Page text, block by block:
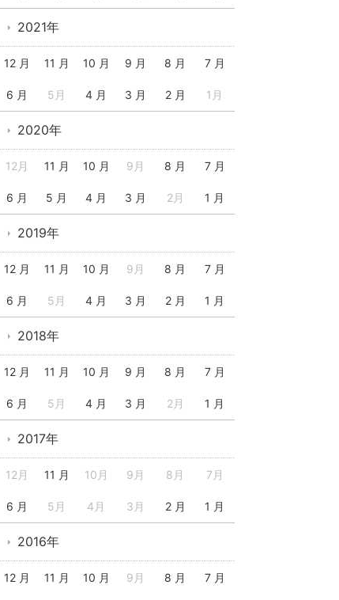
2021年
12 月 11 月 10 月 9 月 8 月 7 月
6 月 5月 4 月 3 月 2 月 1月
2020年
12月 11 月 10 月 9月 8 月 7 月
6 月 5 月 4 月 3 月 2月 1 月
2019年
12 月 11 月 10 月 9月 8 月 7 月
6 月 5月 4 月 3 月 2 月 1 月
2018年
12 月 11 月 10 月 9 月 8 月 7 月
6 月 5月 4 月 3 月 2月 1 月
2017年
12月 11 月 10月 9月 8月 7月
6 月 5月 4月 3月 2 月 1 月
2016年
12 月 11 月 10 月 9月 8 月 7 月